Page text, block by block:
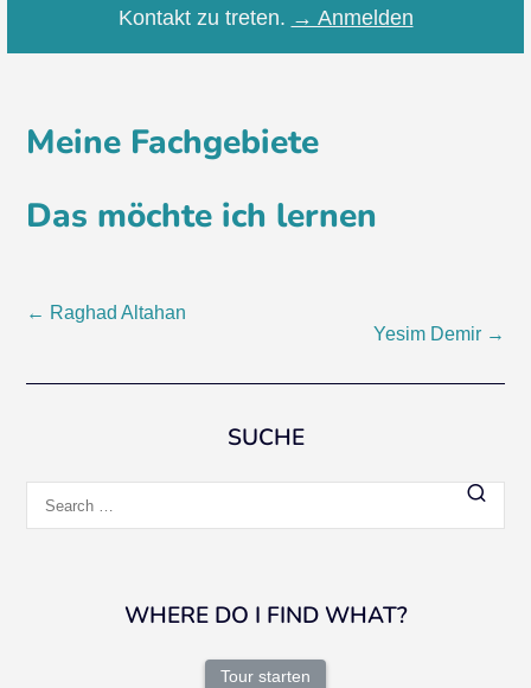
Kontakt zu treten. → Anmelden
Meine Fachgebiete
Das möchte ich lernen
Post
← Raghad Altahan
Yesim Demir →
SUCHE
for:
WHERE DO I FIND WHAT?
Tour starten